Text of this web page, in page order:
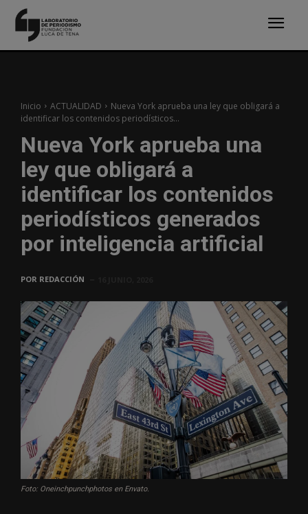
Inicio ACTUALIDAD
Nueva York aprueba una ley que obligará a
identificar los contenidos periodísticos...
Nueva York aprueba una
ley que obligará a
identificar los contenidos
periodísticos generados
por inteligencia artificial
POR REDACCIÓN
Foto: Oneinchpunchphotos en Envato.